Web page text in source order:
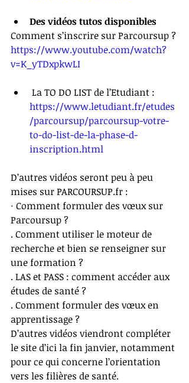
Des vidéos tutos disponibles
Comment s’inscrire sur Parcoursup ?
https://www.youtube.com/watch?
v=K_yTDxpkwLI
La TO DO LIST de l’Etudiant :
https://www.letudiant.fr/etudes
/parcoursup/parcoursup-votre-
to-do-list-de-la-phase-d-
inscription.html
D’autres vidéos seront peu à peu
mises sur PARCOURSUP.fr :
· Comment formuler des vœux sur
Parcoursup ?
. Comment utiliser le moteur de
recherche et bien se renseigner sur
une formation ?
. LAS et PASS : comment accéder aux
études de santé ?
. Comment formuler des vœux en
apprentissage ?
D’autres vidéos viendront compléter
le site d’ici la fin janvier, notamment
pour ce qui concerne l’orientation
vers les filières de santé.